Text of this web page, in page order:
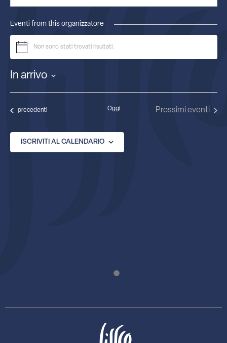
Eventi from this organizzatore
Non sono stati trovati risultati.
In arrivo
Eventi
precedenti Oggi Prossimi eventi
ISCRIVITI AL CALENDARIO